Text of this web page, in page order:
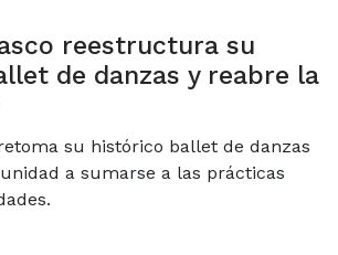
reestructura su
de danzas y reabre la
su histórico ballet de danzas
a sumarse a las prácticas